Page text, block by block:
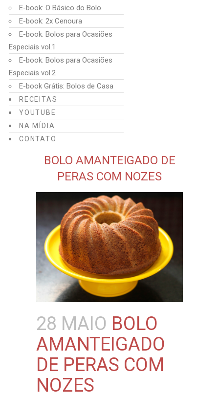
E-book: O Básico do Bolo
E-book: 2x Cenoura
E-book: Bolos para Ocasiões
Especiais vol.1
E-book: Bolos para Ocasiões
Especiais vol.2
E-book Grátis: Bolos de Casa
RECEITAS
YOUTUBE
NA MÍDIA
CONTATO
BOLO AMANTEIGADO DE
PERAS COM NOZES
28 MAIO BOLO
AMANTEIGADO
DE PERAS COM
NOZES